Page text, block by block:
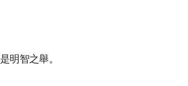
明智之舉。